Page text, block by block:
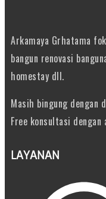
Arkamaya Grhatama
bangun renovasi
homestay dll.
Masih bingung dengan
Free konsultasi
LAYANAN